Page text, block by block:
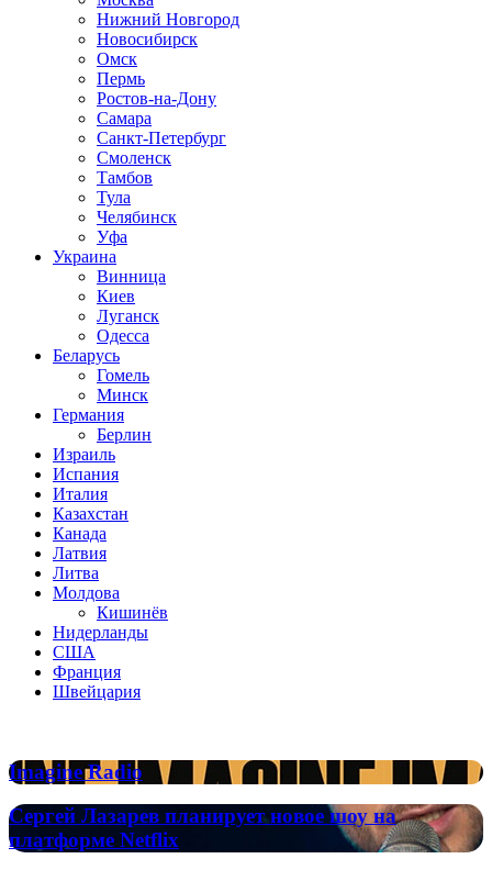
Нижний Новгород
Новосибирск
Омск
Пермь
Ростов-на-Дону
Самара
Санкт-Петербург
Смоленск
Тамбов
Тула
Челябинск
Уфа
Украина
Винница
Киев
Луганск
Одесса
Беларусь
Гомель
Минск
Германия
Берлин
Израиль
Испания
Италия
Казахстан
Канада
Латвия
Литва
Молдова
Кишинёв
Нидерланды
США
Франция
Швейцария
Imagine
Radio
Imagine Radio
Сергей
Лазарев
планирует
Сергей Лазарев планирует новое шоу на
платформе Netflix